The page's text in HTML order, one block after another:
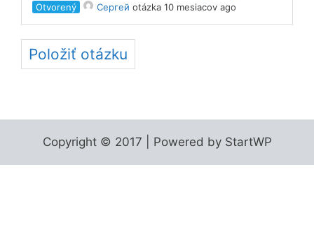
Otvorený Сергей otázka 10 mesiacov ago
Položiť otázku
Copyright © 2017 | Powered by StartWP